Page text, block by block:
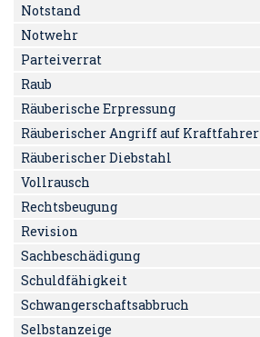
Notstand
Notwehr
Parteiverrat
Raub
Räuberische Erpressung
Räuberischer Angriff auf Kraftfahrer
Räuberischer Diebstahl
Vollrausch
Rechtsbeugung
Revision
Sachbeschädigung
Schuldfähigkeit
Schwangerschaftsabbruch
Selbstanzeige